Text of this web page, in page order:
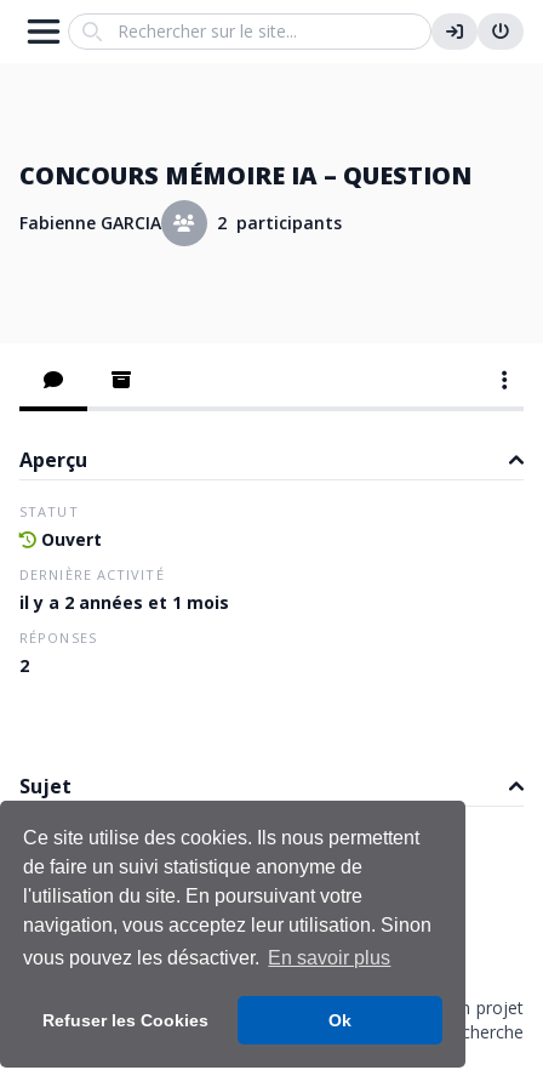
Ce site utilise des cookies. Ils nous permettent
de faire un suivi statistique anonyme de
l'utilisation du site. En poursuivant votre
navigation, vous acceptez leur utilisation. Sinon
vous pouvez les désactiver. En savoir plus
Refuser les Cookies Ok
Search
CONCOURS MÉMOIRE IA – QUESTION
Fabienne GARCIA 2 participants
Aperçu
STATUT
Ouvert
DERNIÈRE ACTIVITÉ
il y a 2 années et 1 mois
RÉPONSES
2
Sujet
Fabienne GARCIA
Le 24 juin 2024
Dernière modification le 24 juin 2024
Bonjour,
Est-il possible pour les étudiants de déposer un projet
ayant donné lieu à un mémoire collectif de recherche